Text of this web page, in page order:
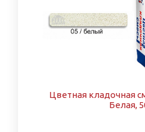
Цветная кладочная
Белая,